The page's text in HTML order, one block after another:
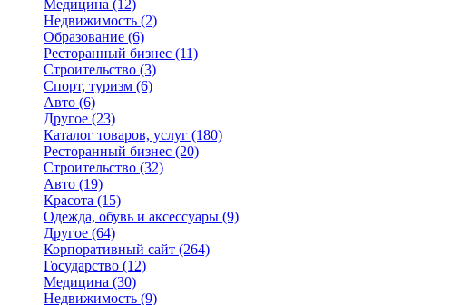
Медицина (12)
Недвижимость (2)
Образование (6)
Ресторанный бизнес (11)
Строительство (3)
Спорт, туризм (6)
Авто (6)
Другое (23)
Каталог товаров, услуг (180)
Ресторанный бизнес (20)
Строительство (32)
Авто (19)
Красота (15)
Одежда, обувь и аксессуары (9)
Другое (64)
Корпоративный сайт (264)
Государство (12)
Медицина (30)
Недвижимость (9)